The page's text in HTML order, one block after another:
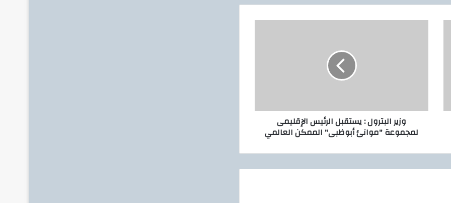
ر
ي
وزير البترول : يستقبل الرئيس الإقليمى
لمجموعة "موانئ أبوظبى" الممكن العالمي